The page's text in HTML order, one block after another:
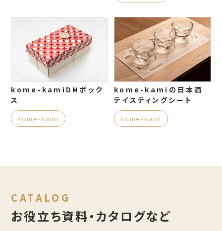
kome-kamiDMボック
ス
kome-kami
kome-kamiの日本酒
テイスティングシート
kome-kami
CATALOG
お役立ち資料・カタログなど